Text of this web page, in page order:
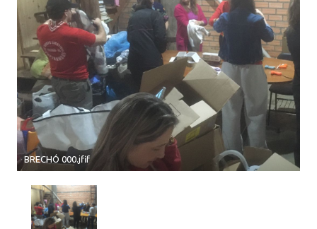
BRECHÓ 000.jfif